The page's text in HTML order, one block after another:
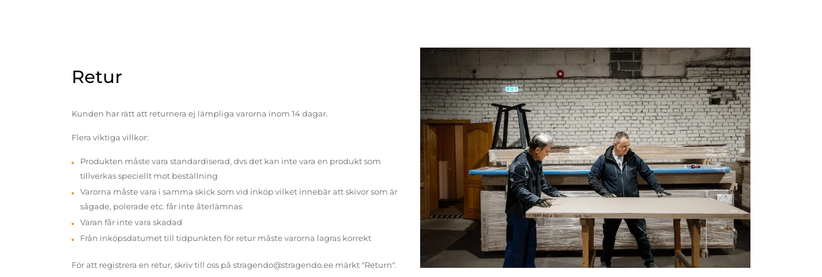
Retur
Kunden har rätt att returnera ej lämpliga varorna inom 14 dagar.
Flera viktiga villkor:
Produkten måste vara standardiserad, dvs det kan inte vara en produkt som
tillverkas speciellt mot beställning
Varorna måste vara i samma skick som vid inköp vilket innebär att skivor som är
sågade, polerade etc. får inte återlämnas
Varan får inte vara skadad
Från inköpsdatumet till tidpunkten för retur måste varorna lagras korrekt
För att registrera en retur, skriv till oss på stragendo@stragendo.ee märkt "Return".